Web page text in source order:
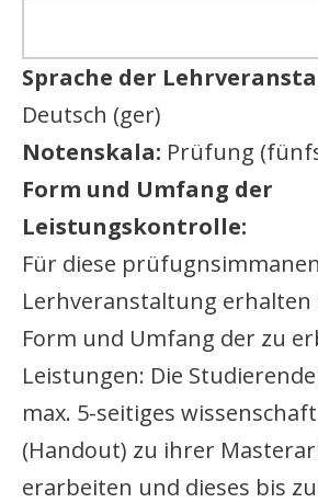
Sprache der
Deutsch (ger)
Notenskala: Prüfung
Form und Umfang der
Leistungskontrolle:
Für diese
Lerhveranstaltung erhalten
Form und Umfang der zu
Leistungen: Die
max. 5-seitiges
(Handout) zu ihrer
erarbeiten und dieses bis